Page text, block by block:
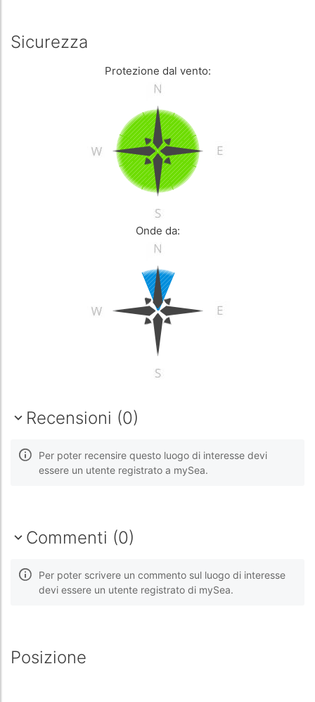
Sicurezza
Protezione dal vento:
Onde da:
Recensioni (0)
Per poter recensire questo luogo di interesse devi
essere un utente registrato a mySea.
Commenti (0)
Per poter scrivere un commento sul luogo di interesse
devi essere un utente registrato di mySea.
Posizione